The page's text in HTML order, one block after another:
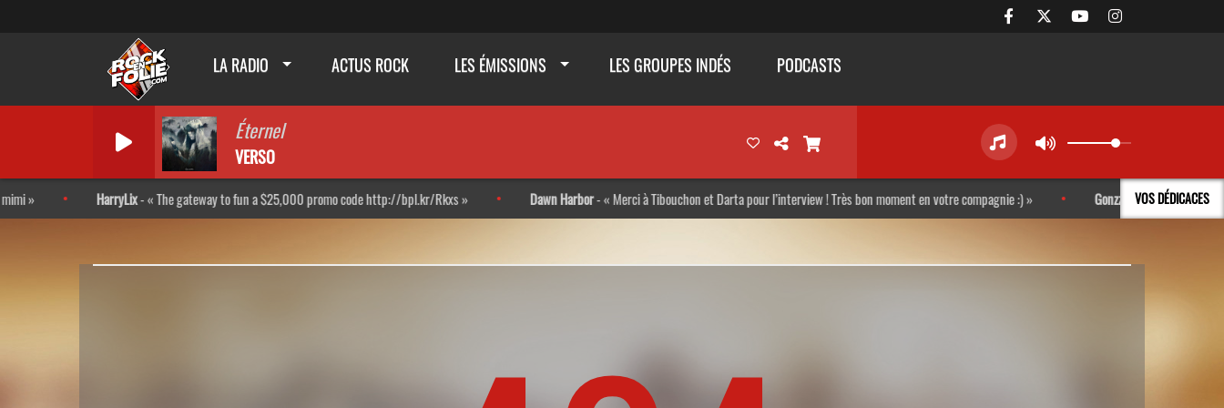
LA RADIO ACTUS ROCK LES ÉMISSIONS LES GROUPES INDÉS PODCASTS
Éternel
VERSO
VOS DÉDICACES
HarryLix - The gateway to fun a $25,000 promo code http://bpl.kr/Rkxs Dawn Harbor- Merci à Tibouchon et Darta pour l’interview ! Très bon moment en votre compagnie :) Gonzzo - Mais quelle belle idée